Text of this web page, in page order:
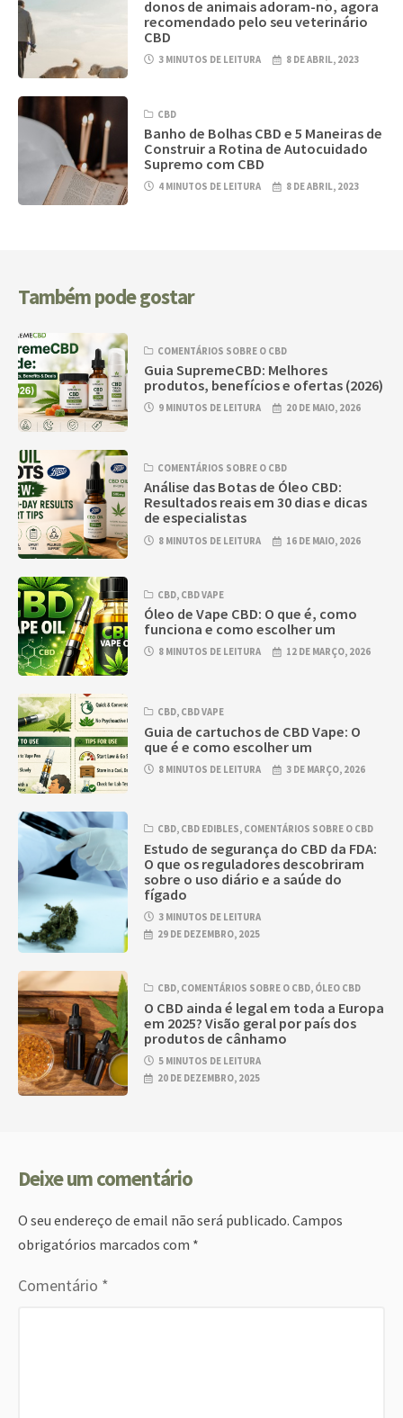
donos de animais adoram-no, agora
recomendado pelo seu veterinário
CBD
3 MINUTOS DE LEITURA 8 DE ABRIL, 2023
CBD
Banho de Bolhas CBD e 5 Maneiras de
Construir a Rotina de Autocuidado
Supremo com CBD
4 MINUTOS DE LEITURA 8 DE ABRIL, 2023
Também pode gostar
COMENTÁRIOS SOBRE O CBD
Guia SupremeCBD: Melhores
produtos, benefícios e ofertas (2026)
9 MINUTOS DE LEITURA 20 DE MAIO, 2026
COMENTÁRIOS SOBRE O CBD
Análise das Botas de Óleo CBD:
Resultados reais em 30 dias e dicas
de especialistas
8 MINUTOS DE LEITURA 16 DE MAIO, 2026
CBD, CBD VAPE
Óleo de Vape CBD: O que é, como
funciona e como escolher um
8 MINUTOS DE LEITURA 12 DE MARÇO, 2026
CBD, CBD VAPE
Guia de cartuchos de CBD Vape: O
que é e como escolher um
8 MINUTOS DE LEITURA 3 DE MARÇO, 2026
CBD, CBD EDIBLES, COMENTÁRIOS SOBRE O CBD
Estudo de segurança do CBD da FDA:
O que os reguladores descobriram
sobre o uso diário e a saúde do
fígado
3 MINUTOS DE LEITURA
29 DE DEZEMBRO, 2025
CBD, COMENTÁRIOS SOBRE O CBD, ÓLEO CBD
O CBD ainda é legal em toda a Europa
em 2025? Visão geral por país dos
produtos de cânhamo
5 MINUTOS DE LEITURA
20 DE DEZEMBRO, 2025
Deixe um comentário
O seu endereço de email não será publicado. Campos
obrigatórios marcados com *
Comentário *